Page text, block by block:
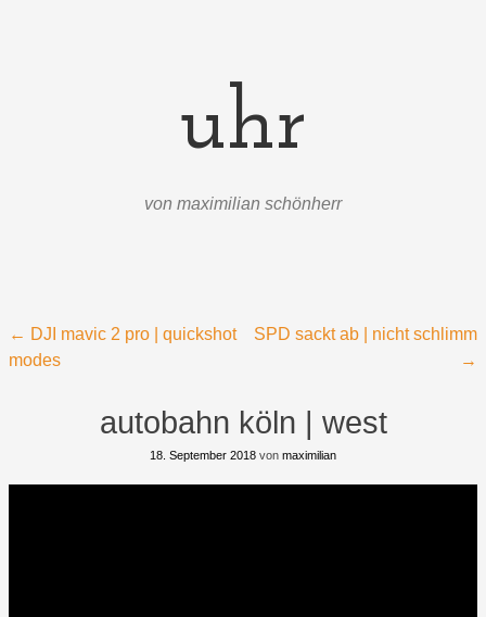
uhr
von maximilian schönherr
Beitragsnavigation
← DJI mavic 2 pro | quickshot
modes
SPD sackt ab | nicht schlimm
→
autobahn köln | west
18. September 2018 von maximilian